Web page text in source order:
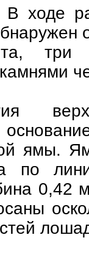
ходе
ямы.
по
0,42